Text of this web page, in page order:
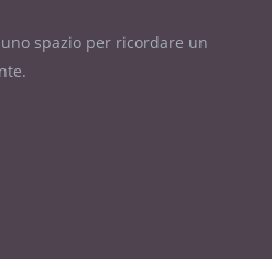
spazio per ricordare un